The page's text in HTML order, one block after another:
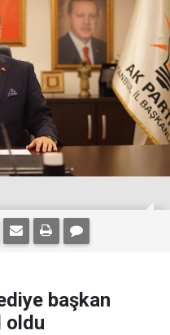
başkan
oldu